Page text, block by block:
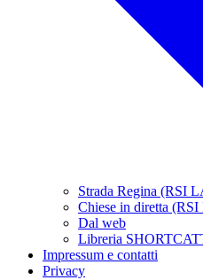
Strada Regina (RSI
Chiese in diretta (RSI
Dal web
Libreria
Impressum e contatti
Privacy